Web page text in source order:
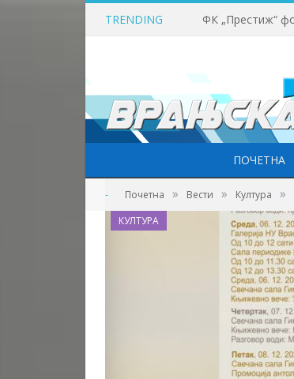
TRENDING
ПОЧЕТНА
- Почетна » Вести » Култура »
КУЛТУРА